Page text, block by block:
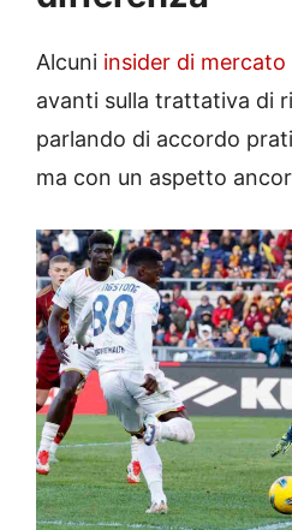
Alcuni insider di mercato
avanti sulla trattativa di
parlando di accordo
ma con un aspetto